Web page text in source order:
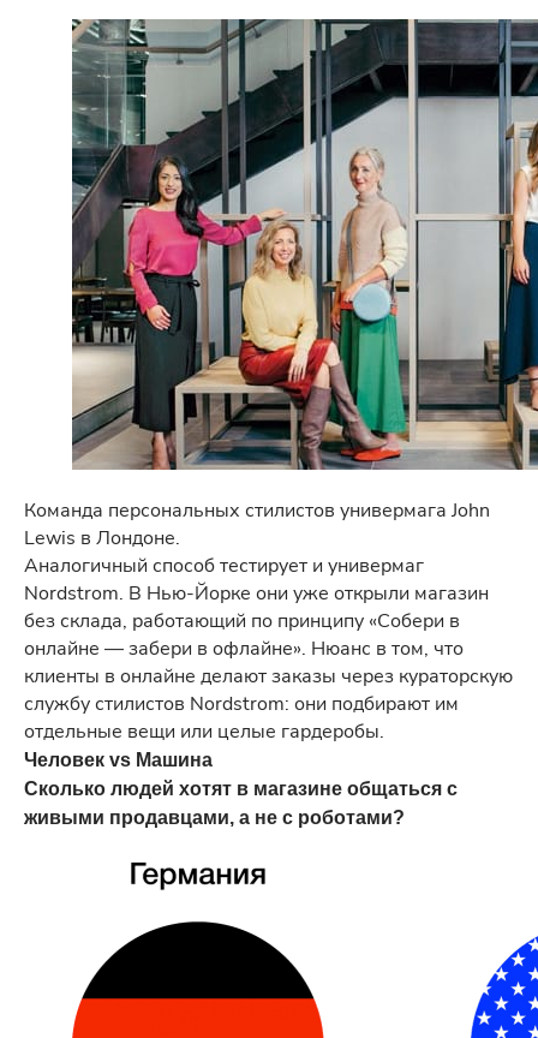
Команда персональных стилистов универмага John
Lewis в Лондоне.
Аналогичный способ тестирует и универмаг
Nordstrom. В Нью-Йорке они уже открыли магазин
без склада, работающий по принципу «Собери в
онлайне — забери в офлайне». Нюанс в том, что
клиенты в онлайне делают заказы через кураторскую
службу стилистов Nordstrom: они подбирают им
отдельные вещи или целые гардеробы.
Человек vs Машина
Сколько людей хотят в магазине общаться с
живыми продавцами, а не с роботами?